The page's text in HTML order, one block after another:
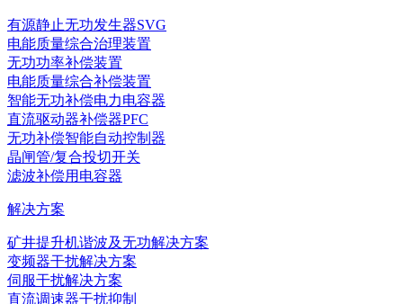
有源静止无功发生器SVG
电能质量综合治理装置
无功功率补偿装置
电能质量综合补偿装置
智能无功补偿电力电容器
直流驱动器补偿器PFC
无功补偿智能自动控制器
晶闸管/复合投切开关
滤波补偿用电容器
解决方案
矿井提升机谐波及无功解决方案
变频器干扰解决方案
伺服干扰解决方案
直流调速器干扰抑制